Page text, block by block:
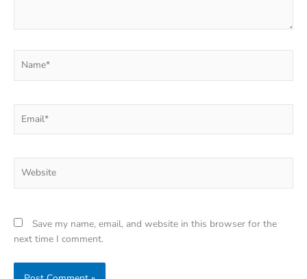
Save my name, email, and website in this browser for the
next time I comment.